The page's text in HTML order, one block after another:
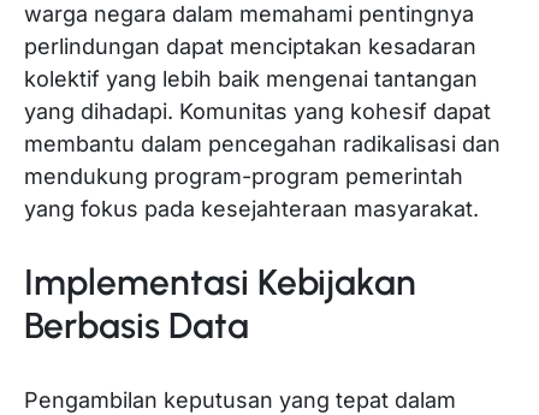
warga negara dalam memahami pentingnya
perlindungan dapat menciptakan kesadaran
kolektif yang lebih baik mengenai tantangan
yang dihadapi. Komunitas yang kohesif dapat
membantu dalam pencegahan radikalisasi dan
mendukung program-program pemerintah
yang fokus pada kesejahteraan masyarakat.
Implementasi Kebijakan
Berbasis Data
Pengambilan keputusan yang tepat dalam